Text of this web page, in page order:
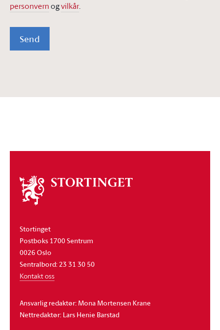
personvern ogvilkår.
Send
Om
stortinget
Stortinget
Postboks 1700 Sentrum
0026 Oslo
Sentralbord: 23 31 30 50
Kontakt oss
Ansvarlig redaktør: Mona Mortensen Krane
Nettredaktør: Lars Henie Barstad